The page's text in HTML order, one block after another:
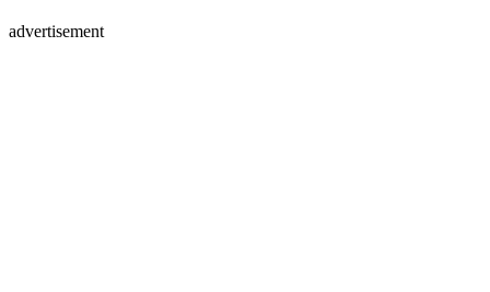
advertisement